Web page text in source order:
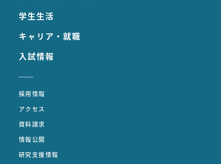
学生生活
キャリア・就職
入試情報
採用情報
アクセス
資料請求
情報公開
研究支援情報